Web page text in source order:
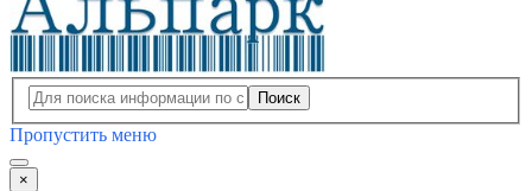
Поиск
Пропустить меню
×